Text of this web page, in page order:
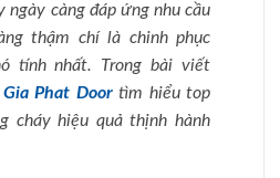
ngày càng đáp ứng nhu cầu
thậm chí là chinh phục
tính nhất. Trong bài viết
Gia Phat Doortìm hiểu top
cháyhiệu quả thịnh hành